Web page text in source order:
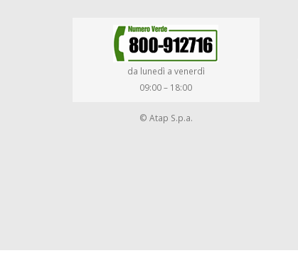
da lunedì a venerdì
09:00 – 18:00
© Atap S.p.a.